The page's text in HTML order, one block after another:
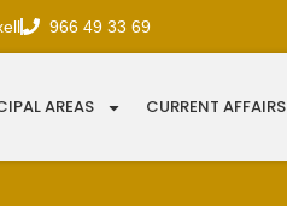
966 49 33 69
AREAS CURRENT AFFAIRS